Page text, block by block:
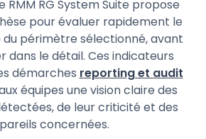
RMM RG System Suite propose
pour évaluer rapidement le
du périmètre sélectionné, avant
dans le détail. Ces indicateurs
démarches reporting et audit
équipes une vision claire des
de leur criticité et des
concernées.